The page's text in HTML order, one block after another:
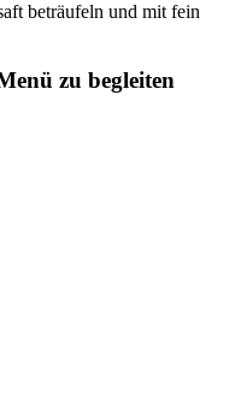
beträufeln und mit fein
zu begleiten